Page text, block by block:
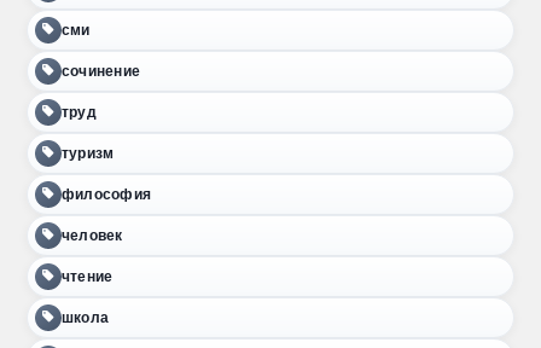
сми
сочинение
труд
туризм
философия
человек
чтение
школа